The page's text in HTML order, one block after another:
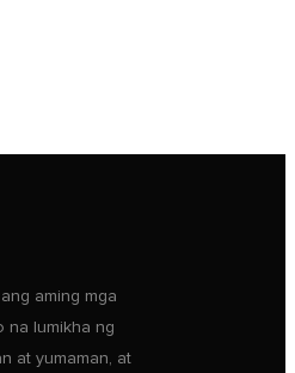
aming mga
na lumikha ng
at yumaman, at